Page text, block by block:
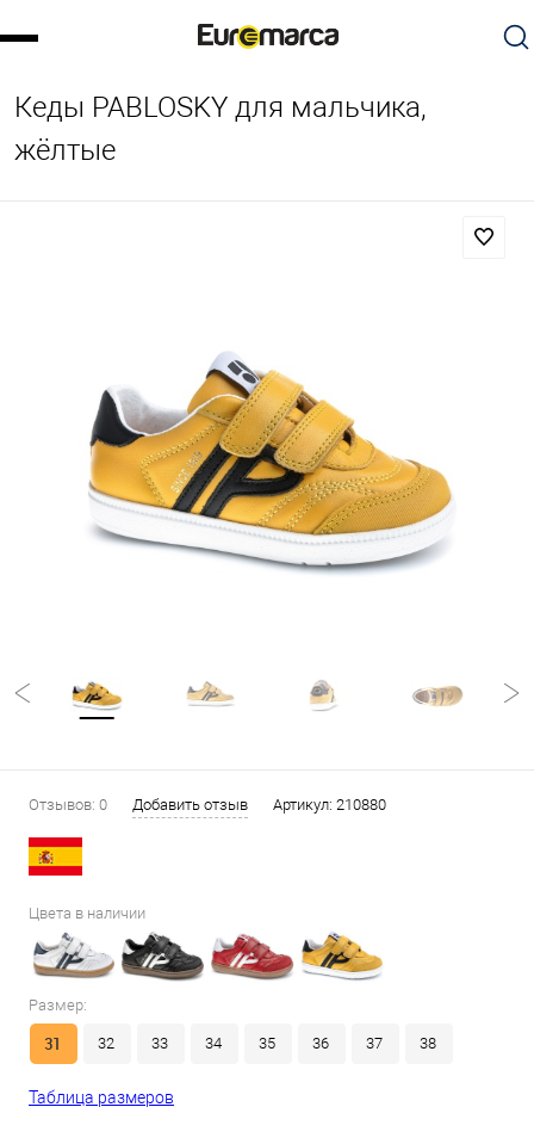
Кеды PABLOSKY для мальчика,
жёлтые
Отзывов: 0 Добавить отзыв Артикул: 210880
Цвета в наличии
Размер:
31 32 33 34 35 36 37 38
Таблица размеров